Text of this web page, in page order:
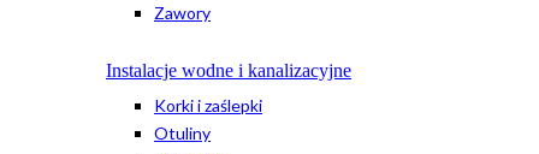
Zawory
Instalacje wodne i kanalizacyjne
Korki i zaślepki
Otuliny